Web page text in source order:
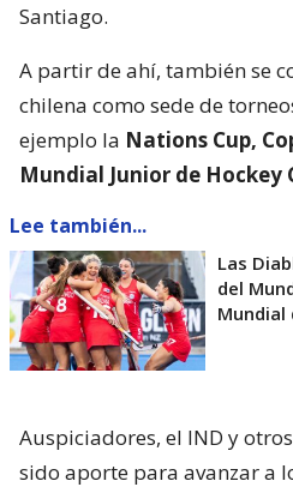
Santiago.
A partir de ahí, también se
chilena como sede de
ejemplo la Nations Cup,
Mundial Junior de Hockey
Lee también...
Las
del
Mundial
Auspiciadores, el IND y
sido aporte para avanzar a